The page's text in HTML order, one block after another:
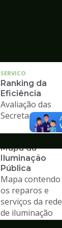
SERVICO
Ranking da
Eficiência
Avaliação das
Secretarias
Mapa da
Iluminação
Pública
Mapa contendo
os reparos e
serviços da rede
de iluminação